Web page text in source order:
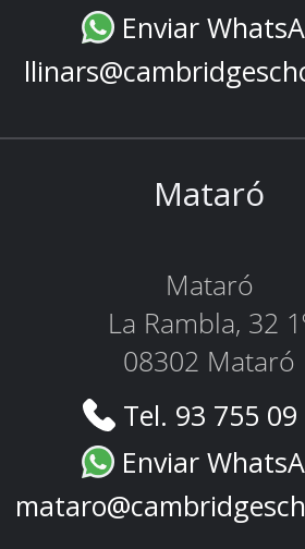
Enviar
Mataró
Mataró
La Rambla, 32
08302 Mataró
Tel. 93 755
Enviar